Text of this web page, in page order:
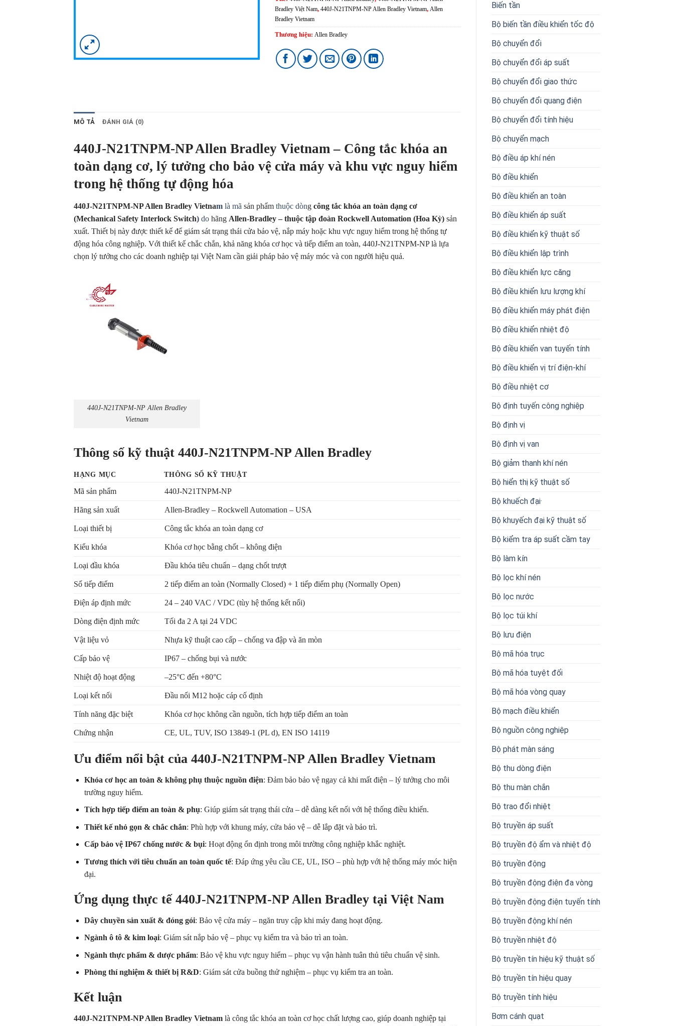
Biến tần
Bộ biến tần điều khiển tốc độ
Bộ chuyển đổi
Bộ chuyển đổi áp suất
Bộ chuyển đổi giao thức
Bộ chuyển đổi quang điện
Bộ chuyển đổi tính hiệu
Bộ chuyển mạch
Bộ điều áp khí nén
Bộ điều khiển
Bộ điều khiển an toàn
Bộ điều khiển áp suất
Bộ điều khiển kỹ thuật số
Bộ điều khiển lập trình
Bộ điều khiển lực căng
Bộ điều khiển lưu lượng khí
Bộ điều khiển máy phát điện
Bộ điều khiển nhiệt độ
Bộ điều khiển van tuyến tính
Bộ điều khiển vị trí điện-khí
Bộ điều nhiệt cơ
Bộ định tuyến công nghiệp
Bộ định vị
Bộ định vị van
Bộ giảm thanh khí nén
Bộ hiển thị kỹ thuật số
Bộ khuếch đại·
Bộ khuyếch đại kỹ thuật số
Bộ kiểm tra áp suất cầm tay
Bộ làm kín
Bộ lọc khí nén
Bộ lọc nước
Bộ lọc túi khí
Bộ lưu điện
Bộ mã hóa trục
Bộ mã hóa tuyệt đối
Bộ mã hóa vòng quay
Bộ mạch điều khiển
Bộ nguồn công nghiệp
Bộ phát màn sáng
Bộ thu dòng điện
Bộ thu màn chắn
Bộ trao đổi nhiệt
Bộ truyền áp suất
Bộ truyền độ ẩm và nhiệt độ
Bộ truyền động
Bộ truyền động điện đa vòng
Bộ truyền động điện tuyến tính
Bộ truyền động khí nén
Bộ truyền nhiệt độ
Bộ truyền tín hiệu kỹ thuật số
Bộ truyền tín hiệu quay
Bộ truyền tính hiệu
Bơm cánh quạt
Bradley Việt Nam, 440J-N21TNPM-NP Allen Bradley Vietnam, Allen
Bradley Vietnam
Thương hiệu: Allen Bradley
MÔ TẢ ĐÁNH GIÁ (0)
440J-N21TNPM-NP Allen Bradley Vietnam – Công tắc khóa an
toàn dạng cơ, lý tưởng cho bảo vệ cửa máy và khu vực nguy hiểm
trong hệ thống tự động hóa
440J-N21TNPM-NP Allen Bradley Vietnam là mã sản phẩm thuộc dòng công tắc khóa an toàn dạng cơ
(Mechanical Safety Interlock Switch) do hãng Allen-Bradley – thuộc tập đoàn Rockwell Automation (Hoa Kỳ) sản
xuất. Thiết bị này được thiết kế để giám sát trạng thái cửa bảo vệ, nắp máy hoặc khu vực nguy hiểm trong hệ thống tự
động hóa công nghiệp. Với thiết kế chắc chắn, khả năng khóa cơ học và tiếp điểm an toàn, 440J-N21TNPM-NP là lựa
chọn lý tưởng cho các doanh nghiệp tại Việt Nam cần giải pháp bảo vệ máy móc và con người hiệu quả.
440J-N21TNPM-NP Allen Bradley
Vietnam
Thông số kỹ thuật 440J-N21TNPM-NP Allen Bradley
HẠNG MỤC THÔNG SỐ KỸ THUẬT
Mã sản phẩm 440J-N21TNPM-NP
Hãng sản xuất Allen-Bradley – Rockwell Automation – USA
Loại thiết bị Công tắc khóa an toàn dạng cơ
Kiểu khóa Khóa cơ học bằng chốt – không điện
Loại đầu khóa Đầu khóa tiêu chuẩn – dạng chốt trượt
Số tiếp điểm 2 tiếp điểm an toàn (Normally Closed) + 1 tiếp điểm phụ (Normally Open)
Điện áp định mức 24 – 240 VAC / VDC (tùy hệ thống kết nối)
Dòng điện định mức Tối đa 2 A tại 24 VDC
Vật liệu vỏ Nhựa kỹ thuật cao cấp – chống va đập và ăn mòn
Cấp bảo vệ IP67 – chống bụi và nước
Nhiệt độ hoạt động –25°C đến +80°C
Loại kết nối Đầu nối M12 hoặc cáp cố định
Tính năng đặc biệt Khóa cơ học không cần nguồn, tích hợp tiếp điểm an toàn
Chứng nhận CE, UL, TUV, ISO 13849-1 (PL d), EN ISO 14119
Ưu điểm nổi bật của 440J-N21TNPM-NP Allen Bradley Vietnam
Khóa cơ học an toàn & không phụ thuộc nguồn điện: Đảm bảo bảo vệ ngay cả khi mất điện – lý tưởng cho môi
trường nguy hiểm.
Tích hợp tiếp điểm an toàn & phụ: Giúp giám sát trạng thái cửa – dễ dàng kết nối với hệ thống điều khiển.
Thiết kế nhỏ gọn & chắc chắn: Phù hợp với khung máy, cửa bảo vệ – dễ lắp đặt và bảo trì.
Cấp bảo vệ IP67 chống nước & bụi: Hoạt động ổn định trong môi trường công nghiệp khắc nghiệt.
Tương thích với tiêu chuẩn an toàn quốc tế: Đáp ứng yêu cầu CE, UL, ISO – phù hợp với hệ thống máy móc hiện
đại.
Ứng dụng thực tế 440J-N21TNPM-NP Allen Bradley tại Việt Nam
Dây chuyền sản xuất & đóng gói: Bảo vệ cửa máy – ngăn truy cập khi máy đang hoạt động.
Ngành ô tô & kim loại: Giám sát nắp bảo vệ – phục vụ kiểm tra và bảo trì an toàn.
Ngành thực phẩm & dược phẩm: Bảo vệ khu vực nguy hiểm – phục vụ vận hành tuân thủ tiêu chuẩn vệ sinh.
Phòng thí nghiệm & thiết bị R&D: Giám sát cửa buồng thử nghiệm – phục vụ kiểm tra an toàn.
Kết luận
440J-N21TNPM-NP Allen Bradley Vietnam là công tắc khóa an toàn cơ học chất lượng cao, giúp doanh nghiệp tại